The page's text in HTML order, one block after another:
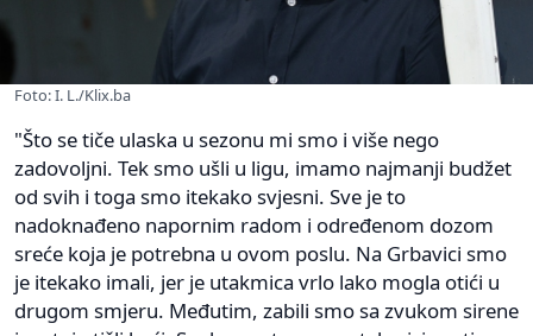
Foto: I. L./Klix.ba
"Što se tiče ulaska u sezonu mi smo i više nego
zadovoljni. Tek smo ušli u ligu, imamo najmanji budžet
od svih i toga smo itekako svjesni. Sve je to
nadoknađeno napornim radom i određenom dozom
sreće koja je potrebna u ovom poslu. Na Grbavici smo
je itekako imali, jer je utakmica vrlo lako mogla otići u
drugom smjeru. Međutim, zabili smo sa zvukom sirene